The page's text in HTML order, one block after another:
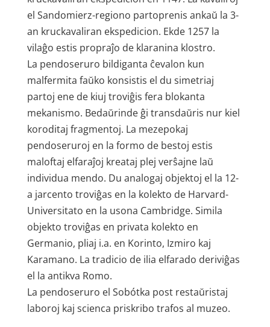
el Sandomierz-regiono partoprenis ankaŭ la 3-
an kruckavaliran ekspedicion. Ekde 1257 la
vilaĝo estis propraĵo de klaranina klostro.
La pendoseruro bildiganta ĉevalon kun
malfermita faŭko konsistis el du simetriaj
partoj ene de kiuj troviĝis fera blokanta
mekanismo. Bedaŭrinde ĝi transdaŭris nur kiel
koroditaj fragmentoj. La mezepokaj
pendoseruroj en la formo de bestoj estis
maloftaj elfaraĵoj kreataj plej verŝajne laŭ
individua mendo. Du analogaj objektoj el la 12-
a jarcento troviĝas en la kolekto de Harvard-
Universitato en la usona Cambridge. Simila
objekto troviĝas en privata kolekto en
Germanio, pliaj i.a. en Korinto, Izmiro kaj
Karamano. La tradicio de ilia elfarado deriviĝas
el la antikva Romo.
La pendoseruro el Sobótka post restaŭristaj
laboroj kaj scienca priskribo trafos al muzeo.